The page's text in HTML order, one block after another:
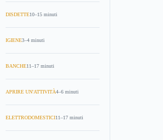
DISDETTE10–15 minuti
IGIENE3–4 minuti
BANCHE11–17 minuti
APRIRE UN'ATTIVITÀ4–6 minuti
ELETTRODOMESTICI11–17 minuti